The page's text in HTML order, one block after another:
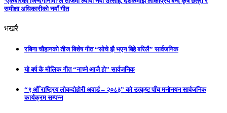
समीक्षा अधिकारीको नयाँ गीत
भखरै
रबिना चौहानको तीज बिशेष गीत “सोचे झै भएन बिहे बरिलै” सार्वजनिक
यो बर्ष कै मौलिक गीत “नाच्ने आजै हो” सार्वजनिक
“९ औँ राष्ट्रिय लोकदोहोरी अवार्ड – २०८३” को उत्कृष्ट पाँच मनोनयन सार्वजनिक
कार्यक्रम सम्पन्न